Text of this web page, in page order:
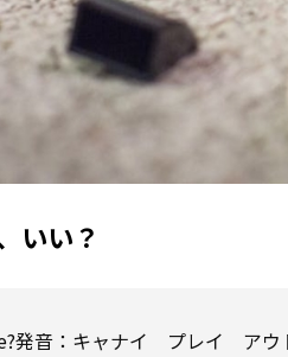
いい？
発音：キャナイ プレイ アウ